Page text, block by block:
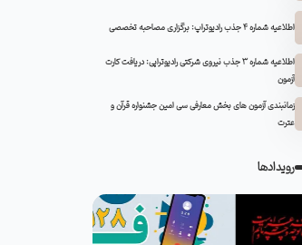
اطلاعیه شماره ۴ جذب رادیوتراپ: برگزاری مصاحبه تخصصی
اطلاعیه شماره 3 جذب نیروی شرکتی رادیوتراپی: دریافت کارت
آزمون
زمانبندی آزمون های بخش معارفی سی امین جشنواره قرآن و
عترت
رویدادها